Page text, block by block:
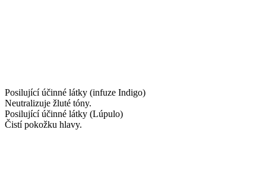
Posilující účinné látky (infuze Indigo)
Neutralizuje žluté tóny.
Posilující účinné látky (Lúpulo)
Čistí pokožku hlavy.